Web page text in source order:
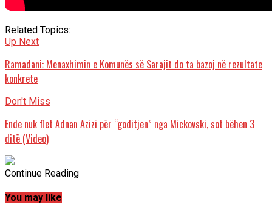
Related Topics:
Up Next
Ramadani: Menaxhimin e Komunës së Sarajit do ta bazoj në rezultate
konkrete
Don't Miss
Ende nuk flet Adnan Azizi për “goditjen” nga Mickovski, sot bëhen 3
ditë (Video)
Continue Reading
You may like